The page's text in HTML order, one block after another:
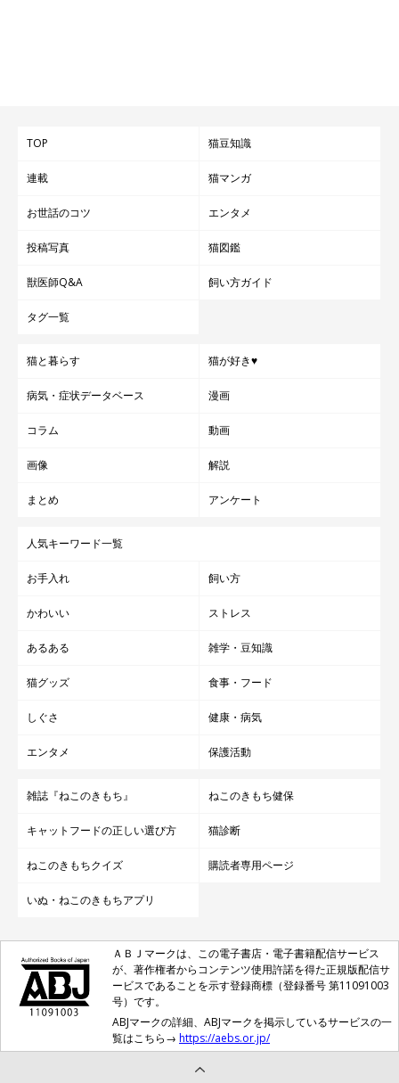
@ymnc_rf
でいろんな姿を見せてくれています。ぜひのぞいてみてください
写真提供・取材協力／@ymnc_rf
さん
取材・文／雨宮カイ
TOP 猫豆知識
連載 猫マンガ
お世話のコツ エンタメ
投稿写真 猫図鑑
獣医師Q&A 飼い方ガイド
タグ一覧
猫と暮らす 猫が好き♥
病気・症状データベース 漫画
コラム 動画
画像 解説
まとめ アンケート
人気キーワード一覧
お手入れ 飼い方
かわいい ストレス
あるある 雑学・豆知識
猫グッズ 食事・フード
しぐさ 健康・病気
エンタメ 保護活動
雑誌『ねこのきもち』 ねこのきもち健保
キャットフードの正しい選び方 猫診断
ねこのきもちクイズ 購読者専用ページ
いぬ・ねこのきもちアプリ
ＡＢＪマークは、この電子書店・電子書籍配信サービス
が、著作権者からコンテンツ使用許諾を得た正規版配信サ
ービスであることを示す登録商標（登録番号 第11091003
号）です。
ABJマークの詳細、ABJマークを掲示しているサービスの一
覧はこちら→ https://aebs.or.jp/